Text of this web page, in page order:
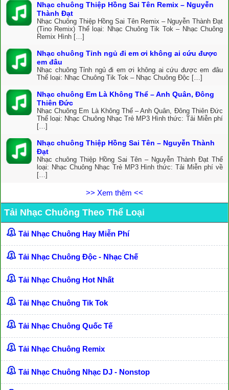
Nhạc chuông Thiệp Hồng Sai Tên Remix – Nguyễn
Thành Đạt
Nhạc Chuông Thiệp Hồng Sai Tên Remix – Nguyễn Thành Đạt
(Tino Remix) Thể loại: Nhạc Chuông Tik Tok – Nhạc Chuông
Remix Hình […]
Nhạc chuông Tỉnh ngủ đi em ơi không ai cứu được
em đâu
Nhạc chuông Tỉnh ngủ đi em ơi không ai cứu được em đâu
Thể loại: Nhạc Chuông Tik Tok – Nhạc Chuông Độc […]
Nhạc chuông Em Là Không Thể – Anh Quân, Đông
Thiên Đức
Nhạc Chuông Em Là Không Thể – Anh Quân, Đông Thiên Đức
Thể loại: Nhạc Chuông Nhạc Trẻ MP3 Hình thức: Tải Miễn phí
[…]
Nhạc chuông Thiệp Hồng Sai Tên – Nguyễn Thành
Đạt
Nhạc chuông Thiệp Hồng Sai Tên – Nguyễn Thành Đạt Thể
loại: Nhạc Chuông Nhạc Trẻ MP3 Hình thức: Tải Miễn phí về
[…]
>> Xem thêm <<
Tải Nhạc Chuông Theo Thể Loại
Tải Nhạc Chuông Hay Miễn Phí
Tải Nhạc Chuông Độc - Nhạc Chế
Tải Nhạc Chuông Hot Nhất
Tải Nhạc Chuông Tik Tok
Tải Nhạc Chuông Quốc Tế
Tải Nhạc Chuông Remix
Tải Nhạc Chuông Nhạc DJ - Nonstop